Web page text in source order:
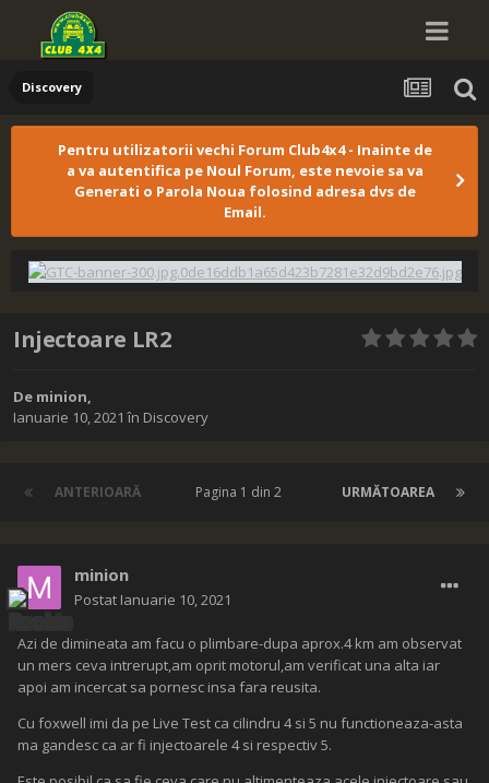
Discovery
Pentru utilizatorii vechi Forum Club4x4 - Inainte de
a va autentifica pe Noul Forum, este nevoie sa va
Generati o Parola Noua folosind adresa dvs de
Email.
Injectoare LR2
De minion,
Ianuarie 10, 2021 în Discovery
ANTERIOARĂ URMĂTOAREA
Pagina 1 din 2
minion
Postat Ianuarie 10, 2021
Azi de dimineata am facu o plimbare-dupa aprox.4 km am observat
un mers ceva intrerupt,am oprit motorul,am verificat una alta iar
apoi am incercat sa pornesc insa fara reusita.
Cu foxwell imi da pe Live Test ca cilindru 4 si 5 nu functioneaza-asta
ma gandesc ca ar fi injectoarele 4 si respectiv 5.